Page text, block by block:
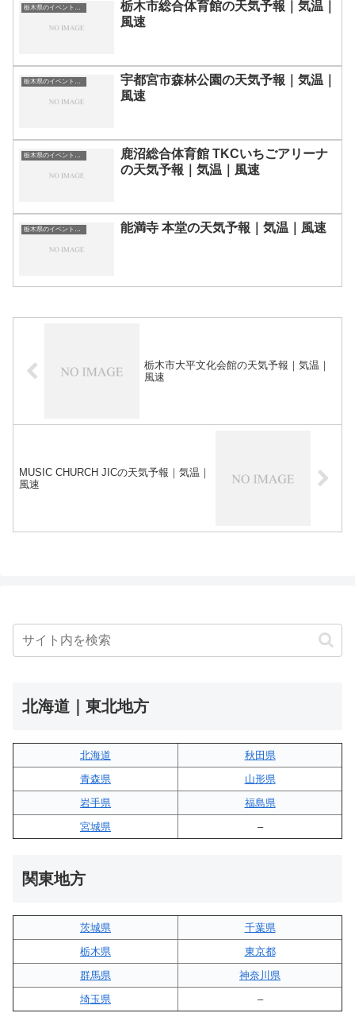
栃木県のイベント会場一覧
栃木市総合体育館の天気予報｜気温｜
風速
宇都宮市森林公園の天気予報｜気温｜
風速
鹿沼総合体育館 TKCいちごアリーナ
の天気予報｜気温｜風速
能満寺 本堂の天気予報｜気温｜風速
栃木市大平文化会館の天気予報｜気温｜
風速
MUSIC CHURCH JICの天気予報｜気温｜
風速
北海道｜東北地方
北海道
秋田県
青森県
山形県
岩手県
福島県
宮城県
–
関東地方
茨城県
千葉県
栃木県
東京都
群馬県
神奈川県
埼玉県
–